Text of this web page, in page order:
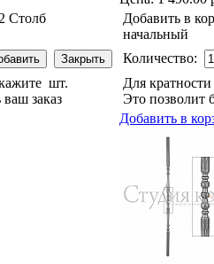
Столб
шт.
заказ
Добавить в
начальный
Количество:
Для
Это позволит
Добавить в